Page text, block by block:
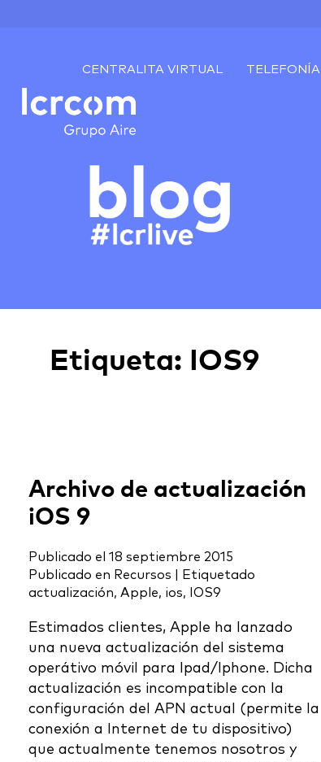
CENTRALITA VIRTUAL TELEFONÍA
Etiqueta: IOS9
Archivo de actualización
iOS 9
Publicado el 18 septiembre 2015
Publicado en Recursos
Etiquetado
actualización, Apple, ios, IOS9
Estimados clientes, Apple ha lanzado
una nueva actualización del sistema
operátivo móvil para Ipad/Iphone. Dicha
actualización es incompatible con la
configuración del APN actual (permite la
conexión a Internet de tu dispositivo)
que actualmente tenemos nosotros y